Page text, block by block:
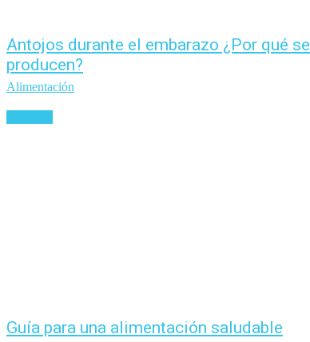
Antojos durante el embarazo ¿Por qué se
producen?
Alimentación
Guía para una alimentación saludable